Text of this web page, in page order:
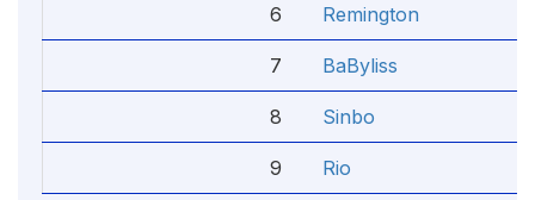
6 Remington
7 BaByliss
8 Sinbo
9 Rio